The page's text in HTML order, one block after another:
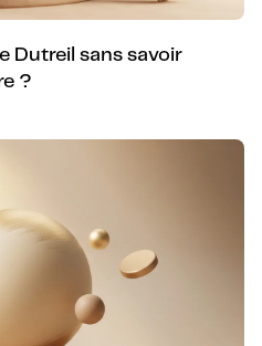
Dutreil sans savoir
?